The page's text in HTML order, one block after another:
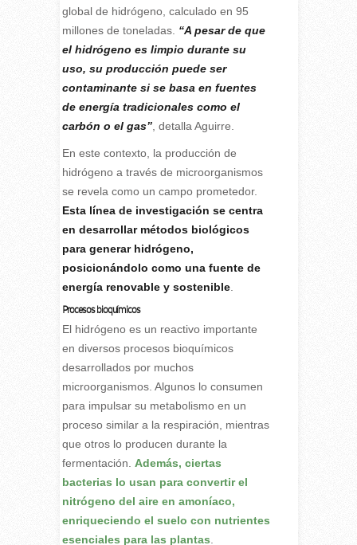
global de hidrógeno, calculado en 95
millones de toneladas. “A pesar de que
el hidrógeno es limpio durante su
uso, su producción puede ser
contaminante si se basa en fuentes
de energía tradicionales como el
carbón o el gas”, detalla Aguirre.
En este contexto, la producción de
hidrógeno a través de microorganismos
se revela como un campo prometedor.
Esta línea de investigación se centra
en desarrollar métodos biológicos
para generar hidrógeno,
posicionándolo como una fuente de
energía renovable y sostenible.
Procesos bioquímicos
El hidrógeno es un reactivo importante
en diversos procesos bioquímicos
desarrollados por muchos
microorganismos. Algunos lo consumen
para impulsar su metabolismo en un
proceso similar a la respiración, mientras
que otros lo producen durante la
fermentación. Además, ciertas
bacterias lo usan para convertir el
nitrógeno del aire en amoníaco,
enriqueciendo el suelo con nutrientes
esenciales para las plantas